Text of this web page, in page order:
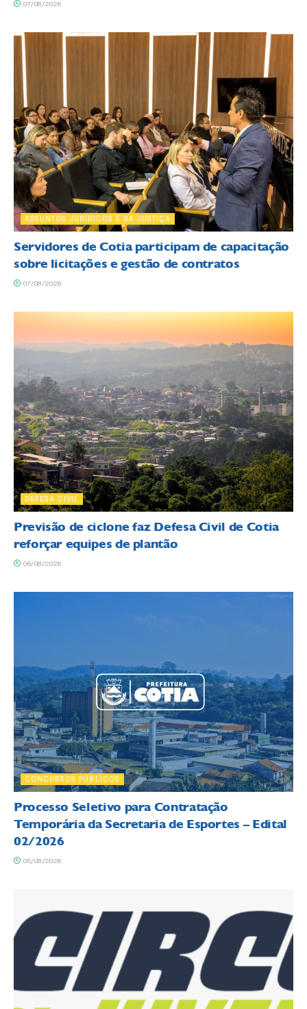
07/08/2026
ASSUNTOS JURÍDICOS E DA JUSTIÇA
Servidores de Cotia participam de capacitação
sobre licitações e gestão de contratos
07/08/2026
DEFESA CIVIL
Previsão de ciclone faz Defesa Civil de Cotia
reforçar equipes de plantão
06/08/2026
CONCURSOS PÚBLICOS
Processo Seletivo para Contratação
Temporária da Secretaria de Esportes – Edital
02/2026
05/08/2026